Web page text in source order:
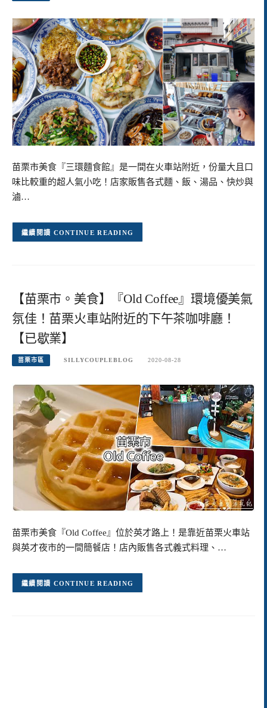
苗栗市美食『三環麵食館』是一間在火車站附近，份量大且口
味比較重的超人氣小吃！店家販售各式麵、飯、湯品、快炒與
滷…
CONTINUE READING
【苗栗市。美食】『Old Coffee』環境優美氣
氛佳！苗栗火車站附近的下午茶咖啡廳！
【已歇業】
苗栗市區 SILLYCOUPLEBLOG 2020-08-28
苗栗市美食『Old Coffee』位於英才路上！是靠近苗栗火車站
與英才夜市的一間簡餐店！店內販售各式義式料理、…
CONTINUE READING